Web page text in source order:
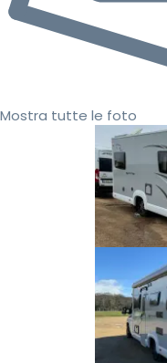
Mostra tutte le foto